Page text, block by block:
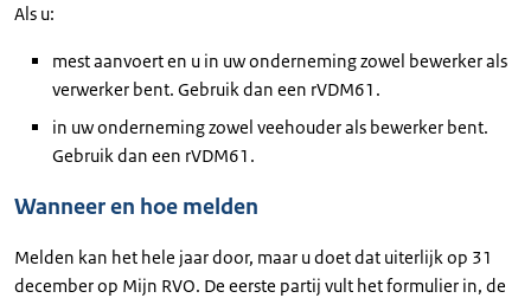
Als u:
mest aanvoert en u in uw onderneming zowel bewerker als
verwerker bent. Gebruik dan een rVDM61.
in uw onderneming zowel veehouder als bewerker bent.
Gebruik dan een rVDM61.
Wanneer en hoe melden
Melden kan het hele jaar door, maar u doet dat uiterlijk op 31
december op Mijn RVO. De eerste partij vult het formulier in, de